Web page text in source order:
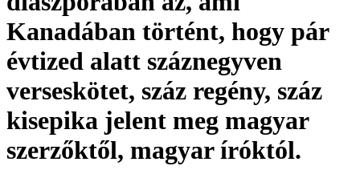
Kanadában történt, hogy pár
évtized alatt száznegyven
verseskötet, száz regény, száz
kisepika jelent meg magyar
szerzőktől, magyar íróktól.